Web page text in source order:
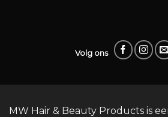
Volg ons
MW Hair & Beauty Products is